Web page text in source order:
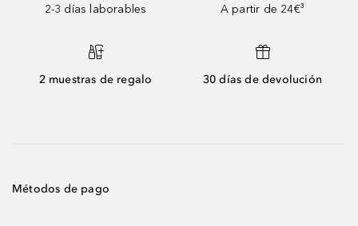
2-3 días laborables
A partir de 24€³
2 muestras de regalo 30 días de devolución
Métodos de pago